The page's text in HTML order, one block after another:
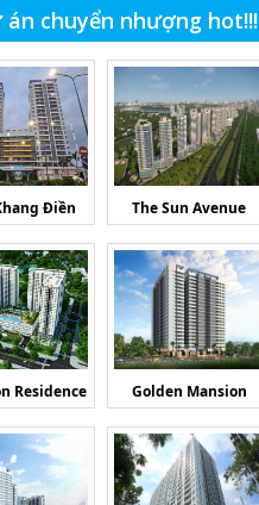
án chuyển nhượng hot!!!
Điền The Sun Avenue
Residence Golden Mansion